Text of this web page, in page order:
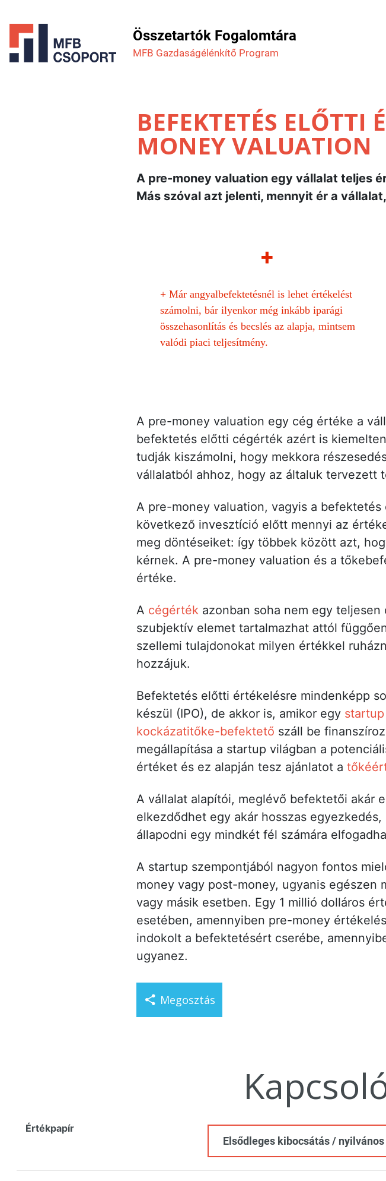
Összetartók Fogalomtára
MFB Gazdaság­élénkítő Program
BEFEKTETÉS ELŐTTI
MONEY VALUATION
A pre-money valuation egy vállalat teljes
Más szóval azt jelenti, mennyit ér a
+
+Már angyalbefektetésnél is lehet értékelést
számolni, bár ilyenkor még inkább iparági
összehasonlítás és becslés az alapja, mintsem
valódi piaci teljesítmény.
A pre-money valuation egy cég értéke a
befektetés előtti cégérték azért is
tudják kiszámolni, hogy mekkora
vállalatból ahhoz, hogy az általuk tervezett
A pre-money valuation, vagyis a
következő invesztíció előtt mennyi az
meg döntéseiket: így többek között azt,
kérnek. A pre-money valuation és a
értéke.
A cégértékazonban soha nem egy teljesen
szubjektív elemet tartalmazhat attól
szellemi tulajdonokat milyen értékkel
hozzájuk.
Befektetés előtti értékelésre mindenképp
készül (IPO), de akkor is, amikor egy startup
kockázatitőke-befektető száll be
megállapítása a startup világban a
értéket és ez alapján tesz ajánlatot a
A vállalat alapítói, meglévő befektetői akár
elkezdődhet egy akár hosszas
állapodni egy mindkét fél számára
A startup szempontjából nagyon fontos
money vagy post-money, ugyanis
vagy másik esetben. Egy 1 millió dolláros
esetében, amennyiben pre-money
indokolt a befektetésért cserébe,
ugyanez.
Megosztás
Értékpapír
Elsődleges kibocsátás /